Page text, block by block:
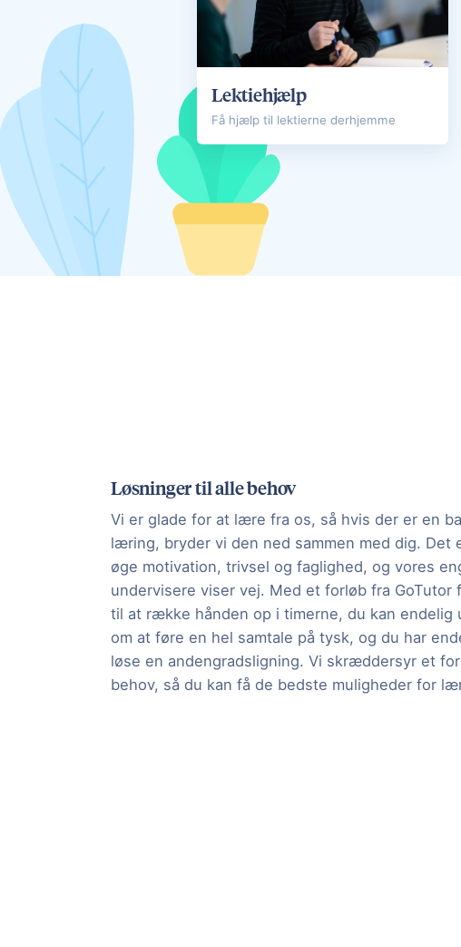
Lektiehjælp
Få hjælp til lektierne derhjemme
Løsninger til alle behov
Vi er glade for at lære fra os, så hvis der er en
læring, bryder vi den ned sammen med dig. Det
øge motivation, trivsel og faglighed, og vores
undervisere viser vej. Med et forløb fra GoTutor
til at række hånden op i timerne, du kan endelig
om at føre en hel samtale på tysk, og du har
løse en andengradsligning. Vi skræddersyr et
behov, så du kan få de bedste muligheder for